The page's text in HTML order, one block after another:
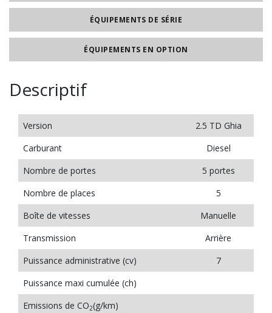
ÉQUIPEMENTS DE SÉRIE
ÉQUIPEMENTS EN OPTION
Descriptif
Version
2.5 TD Ghia
Carburant
Diesel
Nombre de portes
5 portes
Nombre de places
5
Boîte de vitesses
Manuelle
Transmission
Arrière
Puissance administrative (cv)
7
Puissance maxi cumulée (ch)
Emissions de CO2(g/km)